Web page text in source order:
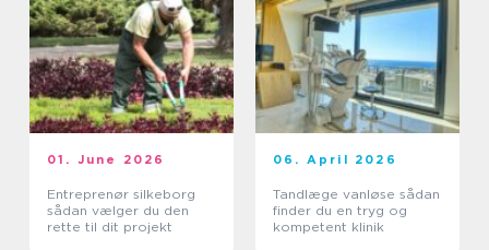
01. June 2026
Entreprenør silkeborg
sådan vælger du den
rette til dit projekt
06. April 2026
Tandlæge vanløse sådan
finder du en tryg og
kompetent klinik